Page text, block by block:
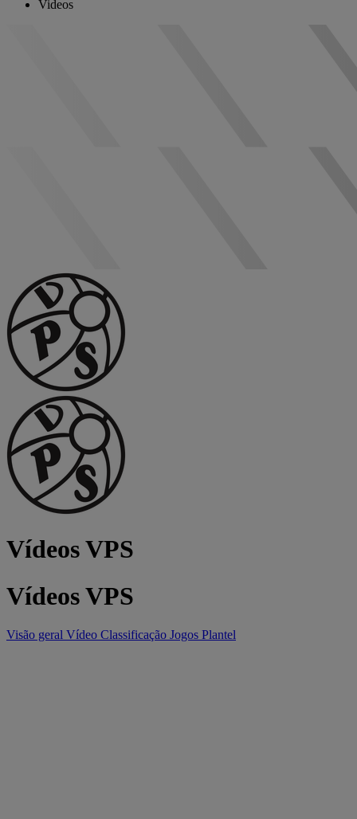
Videos
Vídeos VPS
Vídeos VPS
Visão geral Vídeo Classificação Jogos Plantel